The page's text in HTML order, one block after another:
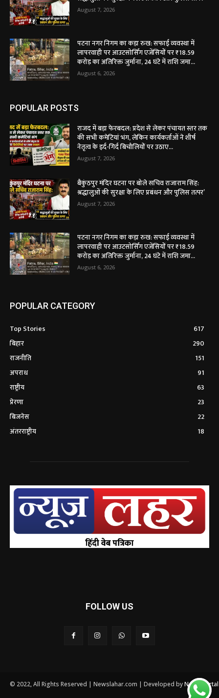
August 7, 2026
पटना नगर निगम का कड़ा रुख: सफाई व्यवस्था में
लापरवाही पर आउटसोर्सिंग एजेंसियों पर ₹18.59
करोड़ का अतिरिक्त जुर्माना, 24 घंटे में राशि जमा...
August 6, 2026
POPULAR POSTS
राजद में बड़ा फेरबदल: प्रदेश से लेकर पंचायत स्तर तक
की सभी कमेटियां भंग, लेकिन कार्यकर्ताओं ने शीर्ष
नेतृत्व के इर्द-गिर्द बिचौलियों पर उठाए...
August 7, 2026
बैकुंठपुर मंदिर घटना पर बोले सचिव राजाराम सिंह:
श्रद्धालुओं की सुरक्षा के लिए प्रबंधन और पुलिस तत्पर’
August 7, 2026
पटना नगर निगम का कड़ा रुख: सफाई व्यवस्था में
लापरवाही पर आउटसोर्सिंग एजेंसियों पर ₹18.59
करोड़ का अतिरिक्त जुर्माना, 24 घंटे में राशि जमा...
August 6, 2026
POPULAR CATEGORY
Top Stories
617
बिहार
290
राजनीति
151
अपराध
91
राष्ट्रीय
63
प्रेरणा
23
बिजनेस
22
अंतरराष्ट्रीय
18
FOLLOW US
© 2022, All Rights Reserved | Newslahar.com | Developed byNews